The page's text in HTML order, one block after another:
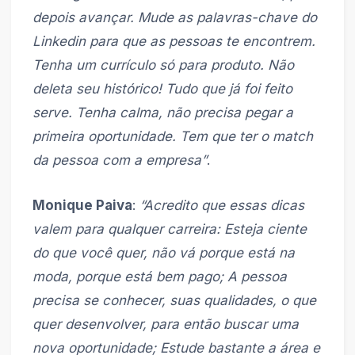
depois avançar. Mude as palavras-chave do
Linkedin para que as pessoas te encontrem.
Tenha um currículo só para produto. Não
deleta seu histórico! Tudo que já foi feito
serve. Tenha calma, não precisa pegar a
primeira oportunidade. Tem que ter o match
da pessoa com a empresa”.
Monique Paiva: “Acredito que essas dicas
valem para qualquer carreira: Esteja ciente
do que você quer, não vá porque está na
moda, porque está bem pago; A pessoa
precisa se conhecer, suas qualidades, o que
quer desenvolver, para então buscar uma
nova oportunidade; Estude bastante a área e